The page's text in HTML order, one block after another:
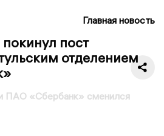
Главная новость
пост
отделением
ПАО «Сбербанк» сменился